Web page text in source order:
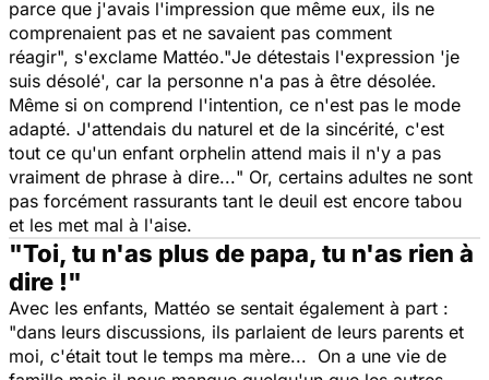
parce que j'avais l'impression que même eux, ils ne
comprenaient pas et ne savaient pas comment
réagir", s'exclame Mattéo."Je détestais l'expression 'je
suis désolé', car la personne n'a pas à être désolée.
Même si on comprend l'intention, ce n'est pas le mode
adapté. J'attendais du naturel et de la sincérité, c'est
tout ce qu'un enfant orphelin attend mais il n'y a pas
vraiment de phrase à dire..." Or, certains adultes ne sont
pas forcément rassurants tant le deuil est encore tabou
et les met mal à l'aise.
"Toi, tu n'as plus de papa, tu n'as rien à
dire !"
Avec les enfants, Mattéo se sentait également à part :
"dans leurs discussions, ils parlaient de leurs parents et
moi, c'était tout le temps ma mère... On a une vie de